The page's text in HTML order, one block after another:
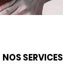
NOS SERVICES